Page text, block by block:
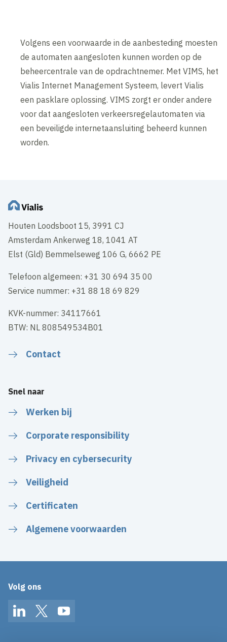
Volgens een voorwaarde in de aanbesteding moesten
de automaten aangesloten kunnen worden op de
beheercentrale van de opdrachtnemer. Met VIMS, het
Vialis Internet Management Systeem, levert Vialis
een pasklare oplossing. VIMS zorgt er onder andere
voor dat aangesloten verkeersregelautomaten via
een beveiligde internetaansluiting beheerd kunnen
worden.
Houten Loodsboot 15, 3991 CJ
Amsterdam Ankerweg 18, 1041 AT
Elst (Gld) Bemmelseweg 106 G, 6662 PE
Telefoon algemeen: +31 30 694 35 00
Service nummer: +31 88 18 69 829
KVK-nummer: 34117661
BTW: NL 808549534B01
Contact
Snel naar
Werken bij
Corporate responsibility
Privacy en cybersecurity
Veiligheid
Certificaten
Algemene voorwaarden
Volg ons
LinkedInTwitterYouTube